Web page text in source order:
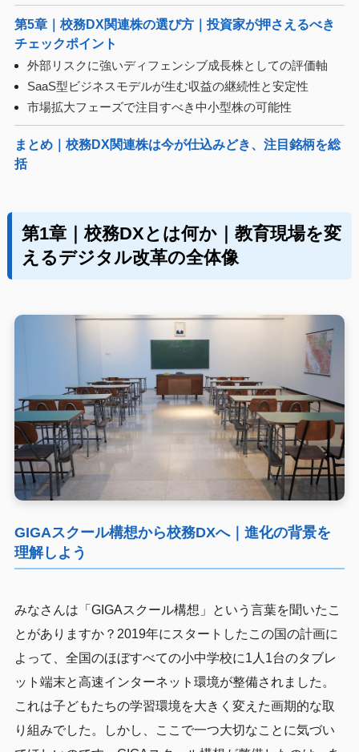
第5章｜校務DX関連株の選び方｜投資家が押さえるべき
チェックポイント
外部リスクに強いディフェンシブ成長株としての評価軸
SaaS型ビジネスモデルが生む収益の継続性と安定性
市場拡大フェーズで注目すべき中小型株の可能性
まとめ｜校務DX関連株は今が仕込みどき、注目銘柄を総
括
第1章｜校務DXとは何か｜教育現場を変
えるデジタル改革の全体像
GIGAスクール構想から校務DXへ｜進化の背景を
理解しよう
みなさんは「GIGAスクール構想」という言葉を聞いたこ
とがありますか？2019年にスタートしたこの国の計画に
よって、全国のほぼすべての小中学校に1人1台のタブレ
ット端末と高速インターネット環境が整備されました。
これは子どもたちの学習環境を大きく変えた画期的な取
り組みでした。しかし、ここで一つ大切なことに気づい